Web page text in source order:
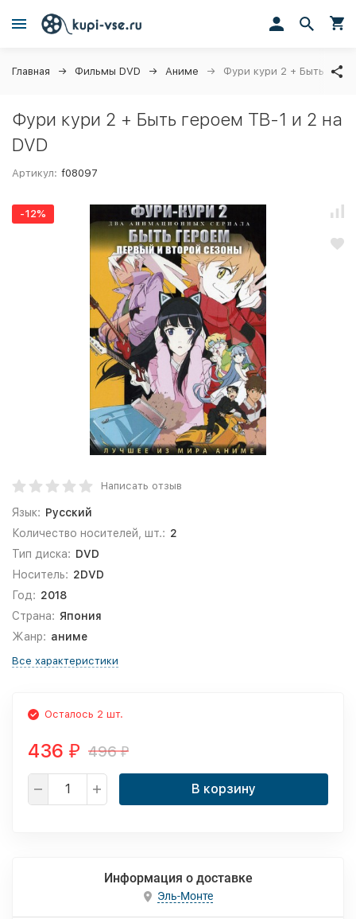
Главная Фильмы DVD Аниме Фури кури 2 + Быть
Фури кури 2 + Быть героем ТВ-1 и 2 на
DVD
Артикул: f08097
-12%
Написать отзыв
Язык: Русский
Количество носителей, шт.: 2
Тип диска: DVD
Носитель: 2DVD
Год: 2018
Страна: Япония
Жанр: аниме
Все характеристики
Осталось 2 шт.
436 ₽ 496₽
В корзину
Информация о доставке
Эль-Монте